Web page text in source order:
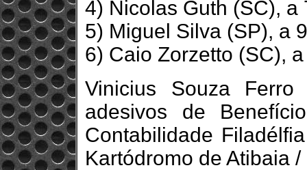
4) Nicolas Guth (SC), a
5) Miguel Silva (SP), a
6) Caio Zorzetto (SC),
Vinicius Souza
adesivos de
Contabilidade
Kartódromo de Atibaia